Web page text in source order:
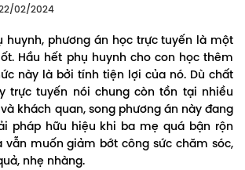
02/2024
huynh, phương án học trực tuyến là một
Hầu hết phụ huynh cho con học thêm
này là bởi tính tiện lợi của nó. Dù chất
trực tuyến nói chung còn tồn tại nhiều
khách quan, song phương án này đang
pháp hữu hiệu khi ba mẹ quá bận rộn
muốn giảm bớt công sức chăm sóc,
nhẹ nhàng.